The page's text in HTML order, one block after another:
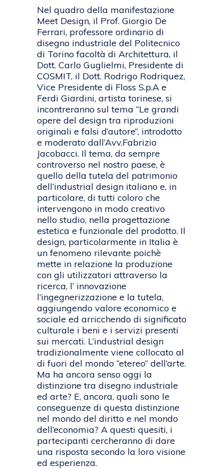
Nel quadro della manifestazione
Meet Design, il Prof. Giorgio De
Ferrari, professore ordinario di
disegno industriale del Politecnico
di Torino facoltà di Architettura, il
Dott. Carlo Guglielmi, Presidente di
COSMIT, il Dott. Rodrigo Rodriquez,
Vice Presidente di Floss S.p.A e
Ferdi Giardini, artista torinese, si
incontreranno sul tema “Le grandi
opere del design tra riproduzioni
originali e falsi d’autore”, introdotto
e moderato dall’Avv.Fabrizio
Jacobacci. Il tema, da sempre
controverso nel nostro paese, è
quello della tutela del patrimonio
dell’industrial design italiano e, in
particolare, di tutti coloro che
intervengono in modo creativo
nello studio, nella progettazione
estetica e funzionale del prodotto. Il
design, particolarmente in Italia è
un fenomeno rilevante poichè
mette in relazione la produzione
con gli utilizzatori attraverso la
ricerca, l’ innovazione
l’ingegnerizzazione e la tutela,
aggiungendo valore economico e
sociale ed arricchendo di significato
culturale i beni e i servizi presenti
sui mercati. L’industrial design
tradizionalmente viene collocato al
di fuori del mondo “etereo” dell’arte.
Ma ha ancora senso oggi la
distinzione tra disegno industriale
ed arte? E, ancora, quali sono le
conseguenze di questa distinzione
nel mondo del diritto e nel mondo
dell’economia? A questi quesiti, i
partecipanti cercheranno di dare
una risposta secondo la loro visione
ed esperienza.